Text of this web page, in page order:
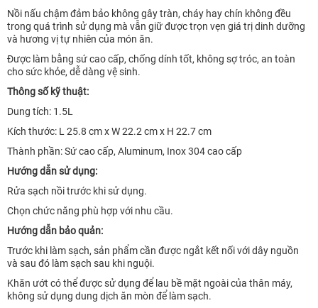
Nồi nấu chậm đảm bảo không gây tràn, cháy hay chín không đều
trong quá trình sử dụng mà vẫn giữ được trọn vẹn giá trị dinh dưỡng
và hương vị tự nhiên của món ăn.
Được làm bằng sứ cao cấp, chống dính tốt, không sợ tróc, an toàn
cho sức khỏe, dễ dàng vệ sinh.
Thông số kỹ thuật:
Dung tích: 1.5L
Kích thước: L 25.8 cm x W 22.2 cm x H 22.7 cm
Thành phần: Sứ cao cấp, Aluminum, Inox 304 cao cấp
Hướng dẫn sử dụng:
Rửa sạch nồi trước khi sử dụng.
Chọn chức năng phù hợp với nhu cầu.
Hướng dẫn bảo quản:
Trước khi làm sạch, sản phẩm cần được ngắt kết nối với dây nguồn
và sau đó làm sạch sau khi nguội.
Khăn ướt có thể được sử dụng để lau bề mặt ngoài của thân máy,
không sử dụng dung dịch ăn mòn để làm sạch.